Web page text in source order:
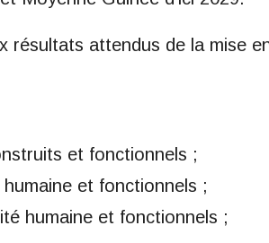
résultats attendus de la mise
et fonctionnels ;
et fonctionnels ;
humaine et fonctionnels ;